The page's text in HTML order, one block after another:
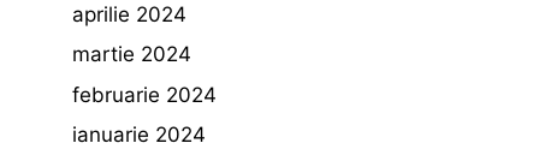
aprilie 2024
martie 2024
februarie 2024
ianuarie 2024